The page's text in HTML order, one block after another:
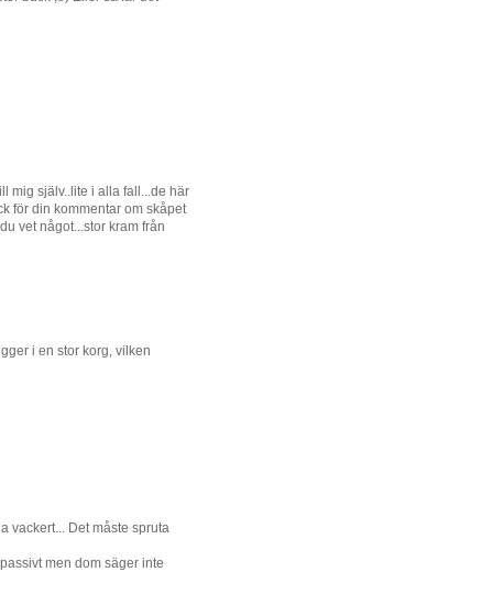
mig själv..lite i alla fall...de här
för din kommentar om skåpet
vet något...stor kram från
i en stor korg, vilken
vackert... Det måste spruta
men dom säger inte